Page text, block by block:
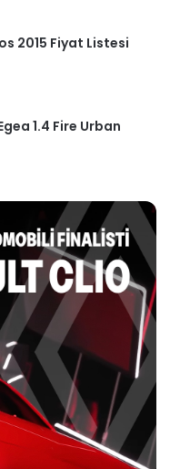
2015 Fiyat Listesi
1.4 Fire Urban